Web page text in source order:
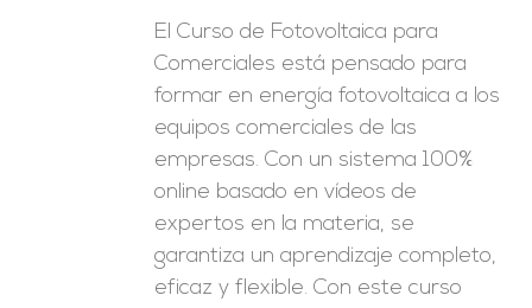
El Curso de Fotovoltaica para
Comerciales está pensado para
formar en energía fotovoltaica a los
equipos comerciales de las
empresas. Con un sistema 100%
online basado en vídeos de
expertos en la materia, se
garantiza un aprendizaje completo,
eficaz y flexible. Con este curso